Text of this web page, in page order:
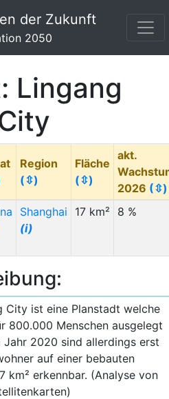
der Zukunft
2050
Lingang
Region
(⇳)
Fläche
(⇳)
akt.
2026 (⇳)
Shanghai
(i)
17 km² 8 %
City ist eine Planstadt welche
800.000 Menschen ausgelegt
Jahr 2020 sind allerdings erst
auf einer bebauten
km² erkennbar. (Analyse von